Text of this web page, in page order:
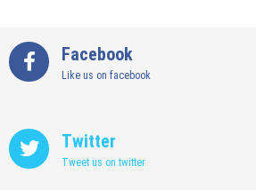
Facebook
Like us on facebook
Twitter
Tweet us on twitter